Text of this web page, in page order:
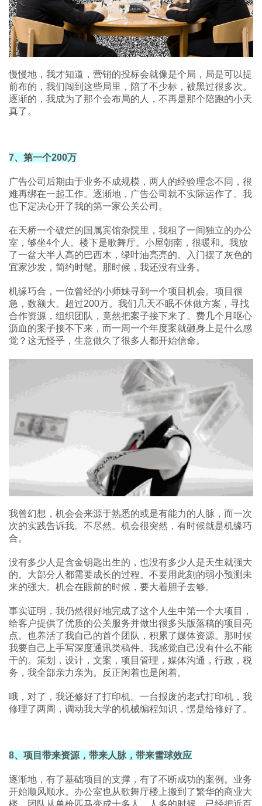
慢慢地，我才知道，营销的投标会就像是个局，局是可以提
前布的，我们闯到这些局里，陪了不少标，被黑过很多次。
逐渐的，我成为了那个会布局的人，不再是那个陪跑的小天
真了。
7、第一个200万
广告公司后期由于业务不成规模，两人的经验理念不同，很
难再绑在一起工作。逐渐地，广告公司就不实际运作了。我
也下定决心开了我的第一家公关公司。
在天桥一个破烂的国属宾馆杂院里，我租了一间独立的办公
室，够坐4个人。楼下是歌舞厅。小屋朝南，很暖和。我放
了一盆大半人高的巴西木，绿叶油亮亮的。入门摆了灰色的
宜家沙发，简约时髦。那时候，我还没有业务。
机缘巧合，一位曾经的小师妹寻到一个项目机会。项目很
急，数额大。超过200万。我们几天不眠不休做方案，寻找
合作资源，组织团队，竟然把案子接下来了。费几个月呕心
沥血的案子接不下来，而一周一个年度案就砸身上是什么感
觉？这无怪乎，生意做久了很多人都开始信命。
我曾幻想，机会会来源于熟悉的或是有能力的人脉，而一次
次的实践告诉我。不尽然。机会很突然，有时候就是机缘巧
合。
没有多少人是含金钥匙出生的，也没有多少人是天生就强大
的。大部分人都需要成长的过程。不要用此刻的弱小预测未
来的强大。机会在眼前的时候，要大着胆子去够。
事实证明，我仍然很好地完成了这个人生中第一个大项目，
给客户提供了优质的公关服务并做出很多头版落稿的项目亮
点。也养活了我自己的首个团队，积累了媒体资源。那时候
我要自己上手写深度通讯类稿件。我感觉自己没有什么不能
干的。策划，设计，文案，项目管理，媒体沟通，行政，税
务，我全部亲力亲为。反正闲着也是闲着。
哦，对了，我还修好了打印机。一台报废的老式打印机，我
修理了两周，调动我大学的机械编程知识，愣是给修好了。
8、项目带来资源，带来人脉，带来雪球效应
逐渐地，有了基础项目的支撑，有了不断成功的案例。业务
开始顺风顺水。办公室也从歌舞厅楼上搬到了繁华的商业大